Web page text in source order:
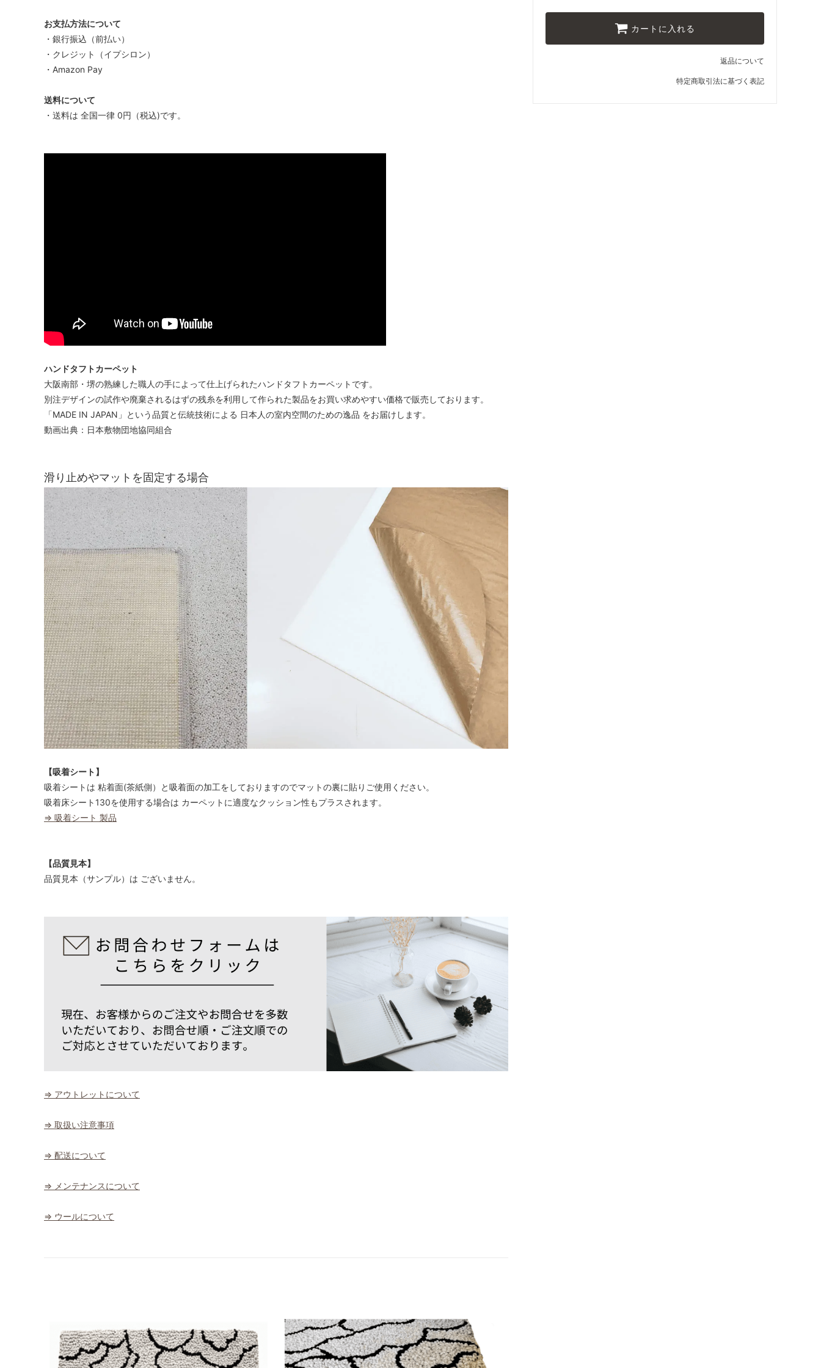
カートに入れる
返品について
特定商取引法に基づく表記
お支払方法について
・銀行振込（前払い）
・クレジット（イプシロン）
・Amazon Pay
送料について
・送料は 全国一律 0円（税込)です。
ハンドタフトカーペット
大阪南部・堺の熟練した職人の手によって仕上げられたハンドタフトカーペットです。
別注デザインの試作や廃棄されるはずの残糸を利用して作られた製品をお買い求めやすい価格で販売しております。
「MADE IN JAPAN」という品質と伝統技術による 日本人の室内空間のための逸品 をお届けします。
動画出典：日本敷物団地協同組合
滑り止めやマットを固定する場合
【吸着シート】
吸着シートは 粘着面(茶紙側）と吸着面の加工をしておりますのでマットの裏に貼りご使用ください。
吸着床シート130を使用する場合は カーペットに適度なクッション性もプラスされます。
⇒ 吸着シート 製品
【品質見本】
品質見本（サンプル）は ございません。
⇒ アウトレットについて
⇒ 取扱い注意事項
⇒ 配送について
⇒ メンテナンスについて
⇒ ウールについて